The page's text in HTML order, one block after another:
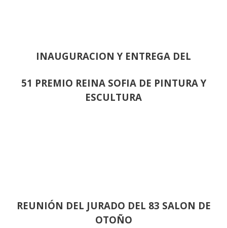
INAUGURACION Y ENTREGA DEL
51 PREMIO REINA SOFIA DE PINTURA Y
ESCULTURA
REUNIÓN DEL JURADO DEL 83 SALON DE
OTOÑO